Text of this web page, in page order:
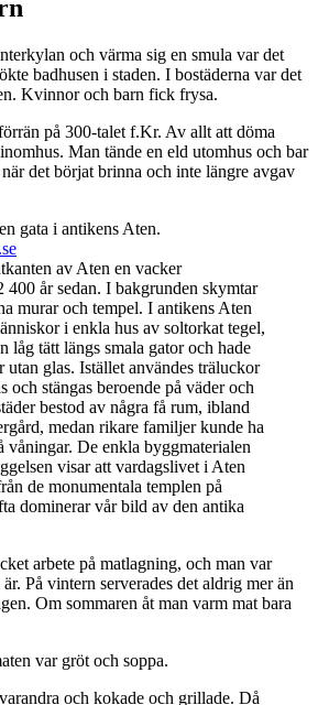
och värma sig en smula var det
badhusen i staden. I bostäderna var det
Kvinnor och barn fick frysa.
på 300-talet f.Kr. Av allt att döma
Man tände en eld utomhus och bar
det börjat brinna och inte längre avgav
av Aten en vacker
400 år sedan. I bakgrunden skymtar
murar och tempel. I antikens Aten
i enkla hus av soltorkat tegel,
låg tätt längs smala gator och hade
utan glas. Istället användes träluckor
och stängas beroende på väder och
bestod av några få rum, ibland
medan rikare familjer kunde ha
våningar. De enkla byggmaterialen
visar att vardagslivet i Aten
de monumentala templen på
dominerar vår bild av den antika
arbete på matlagning, och man var
På vintern serverades det aldrig mer än
Om sommaren åt man varm mat bara
var gröt och sopра.
och kokade och grillade. Då